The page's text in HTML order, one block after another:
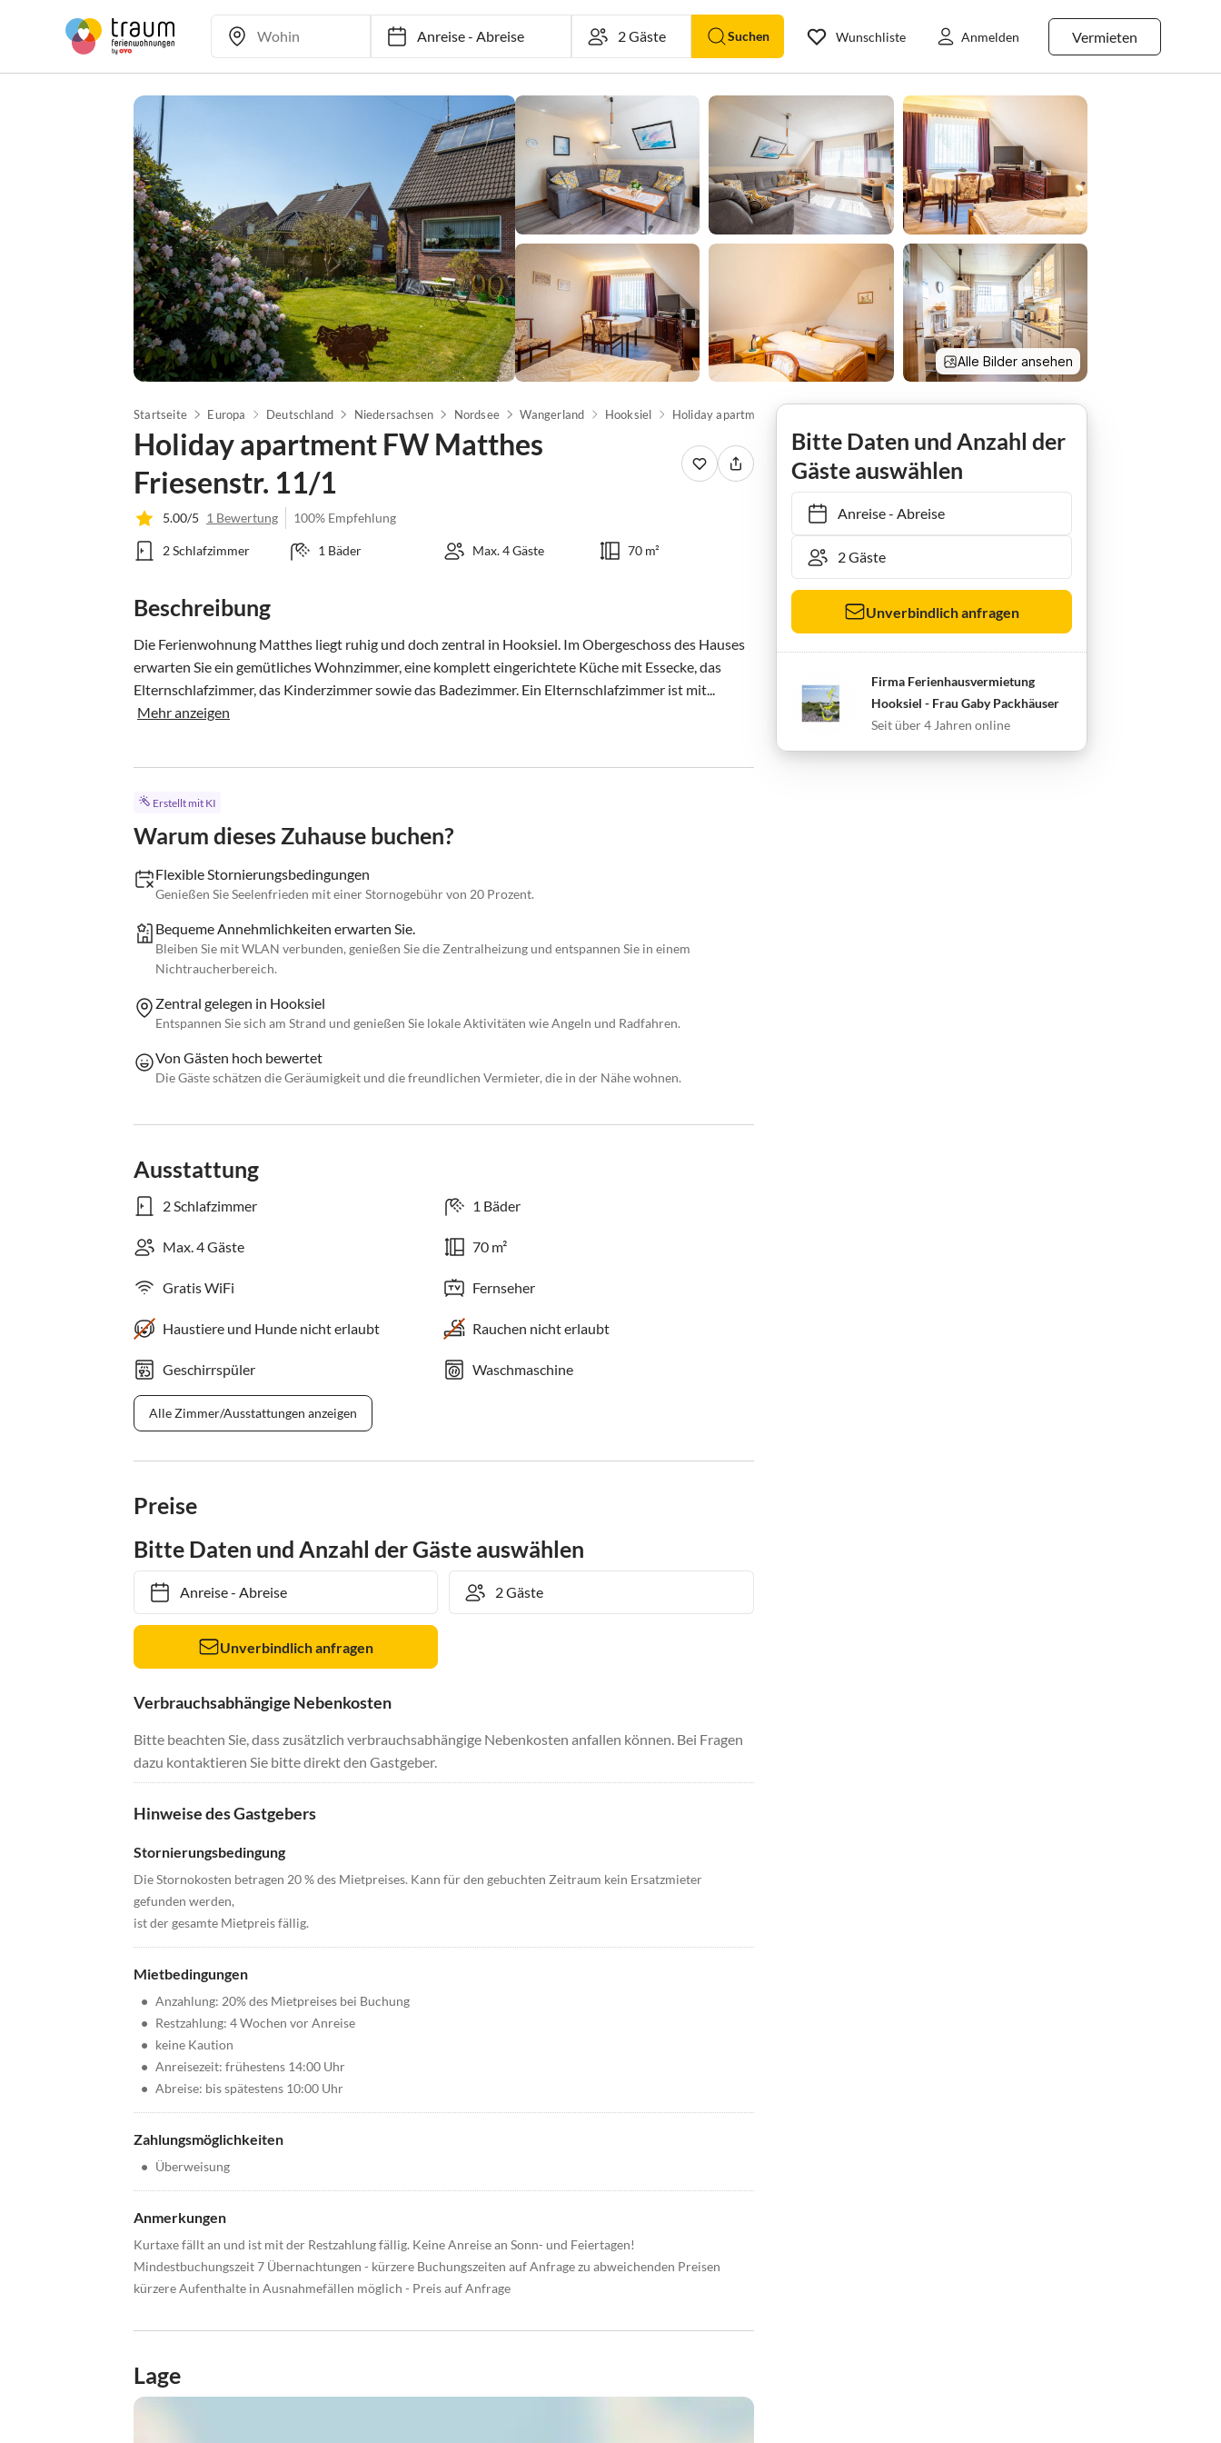
Anreise-Abreise Suchen Vermieten
Wunschliste Anmelden
Alle Bilder ansehen
Startseite Europa Deutschland Niedersachsen Nordsee Wangerland Hooksiel
Holiday apartment FW Matthes
Friesenstr. 11/1
5.00/5 1 Bewertung 100% Empfehlung
2 Schlafzimmer 1 Bäder Max. 4 Gäste 70 m²
Beschreibung
Die Ferienwohnung Matthes liegt ruhig und doch zentral in Hooksiel. Im Obergeschoss des Hauses
erwarten Sie ein gemütliches Wohnzimmer, eine komplett eingerichtete Küche mit Essecke, das
Elternschlafzimmer, das Kinderzimmer sowie das Badezimmer. Ein Elternschlafzimmer ist mit...
Mehr anzeigen
Erstellt mit KI
Warum dieses Zuhause buchen?
Flexible Stornierungsbedingungen
Genießen Sie Seelenfrieden mit einer Stornogebühr von 20 Prozent.
Bequeme Annehmlichkeiten erwarten Sie.
Bleiben Sie mit WLAN verbunden, genießen Sie die Zentralheizung und entspannen Sie in einem
Nichtraucherbereich.
Zentral gelegen in Hooksiel
Entspannen Sie sich am Strand und genießen Sie lokale Aktivitäten wie Angeln und Radfahren.
Von Gästen hoch bewertet
Die Gäste schätzen die Geräumigkeit und die freundlichen Vermieter, die in der Nähe wohnen.
Ausstattung
2 Schlafzimmer 1 Bäder
Max. 4 Gäste 70 m²
Gratis WiFi Fernseher
Haustiere und Hunde nicht erlaubt Rauchen nicht erlaubt
Geschirrspüler Waschmaschine
Alle Zimmer/Ausstattungen anzeigen
Preise
Bitte Daten und Anzahl der Gäste auswählen
Anreise- Abreise
Unverbindlich anfragen
Verbrauchsabhängige Nebenkosten
Bitte beachten Sie, dass zusätzlich verbrauchsabhängige Nebenkosten anfallen können. Bei Fragen
dazu kontaktieren Sie bitte direkt den Gastgeber.
Hinweise des Gastgebers
Stornierungsbedingung
Die Stornokosten betragen 20 % des Mietpreises. Kann für den gebuchten Zeitraum kein Ersatzmieter
gefunden werden,
ist der gesamte Mietpreis fällig.
Mietbedingungen
• Anzahlung: 20% des Mietpreises bei Buchung
• Restzahlung: 4 Wochen vor Anreise
• keine Kaution
• Anreisezeit: frühestens 14:00 Uhr
• Abreise: bis spätestens 10:00 Uhr
Zahlungsmöglichkeiten
• Überweisung
Anmerkungen
Kurtaxe fällt an und ist mit der Restzahlung fällig. Keine Anreise an Sonn- und Feiertagen!
Mindestbuchungszeit 7 Übernachtungen - kürzere Buchungszeiten auf Anfrage zu abweichenden Preisen
kürzere Aufenthalte in Ausnahmefällen möglich - Preis auf Anfrage
Lage
Bitte Daten und Anzahl der
Gäste auswählen
Anreise- Abreise
Unverbindlich anfragen
Firma Ferienhausvermietung
Hooksiel - Frau Gaby Packhäuser
Seit über 4 Jahren online